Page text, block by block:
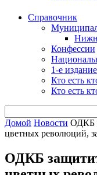
Справочник
Конфессии
1-е
Кто есть
Кто есть
Домой Новости ОДКБ
цветных революций,
ОДКБ